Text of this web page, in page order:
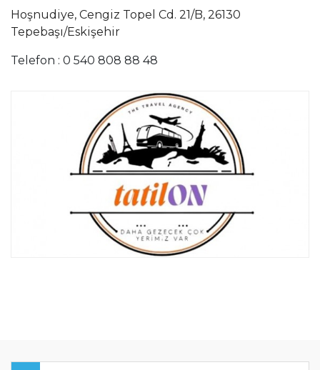
Hoşnudiye, Cengiz Topel Cd. 21/B, 26130
Tepebaşı/Eskişehir
Telefon : 0 540 808 88 48